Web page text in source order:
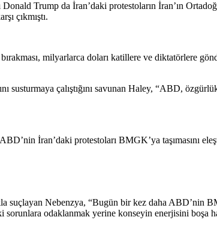
Trump da İran’daki protestoların İran’ın
çıkmıştı.
milyarlarca doları katillere ve diktatörlere
çalıştığını savunan Haley, “ABD,
İran’daki protestoları BMGK’ya taşımasını
suçlayan Nebenzya, “Bugün bir kez daha ABD’nin
odaklanmak yerine konseyin enerjisini boşa